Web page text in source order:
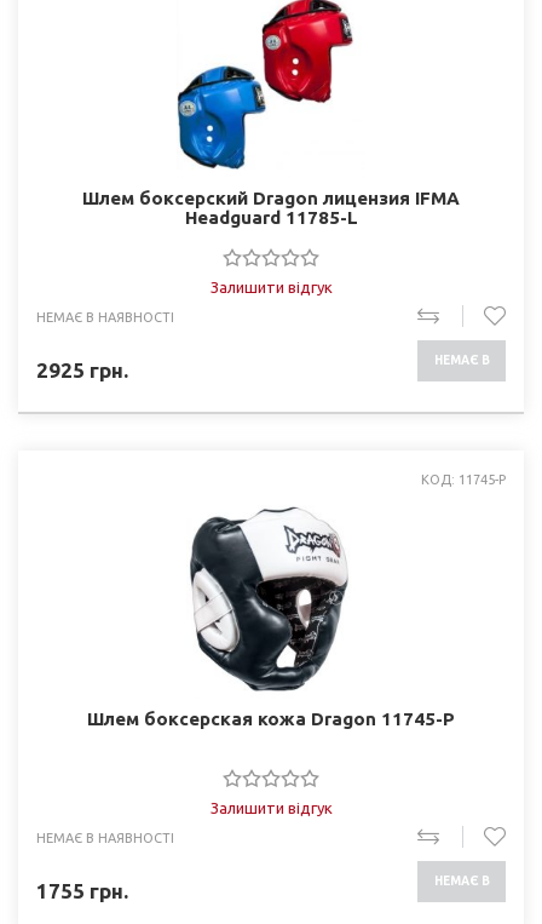
Шлем боксерский Dragon лицензия IFMA
Headguard 11785-L
Залишити відгук
НЕМАЄ В НАЯВНОСТІ
2925 грн. НЕМАЄ В
КОД: 11745-P
Шлем боксерская кожа Dragon 11745-P
Залишити відгук
НЕМАЄ В НАЯВНОСТІ
1755 грн. НЕМАЄ В